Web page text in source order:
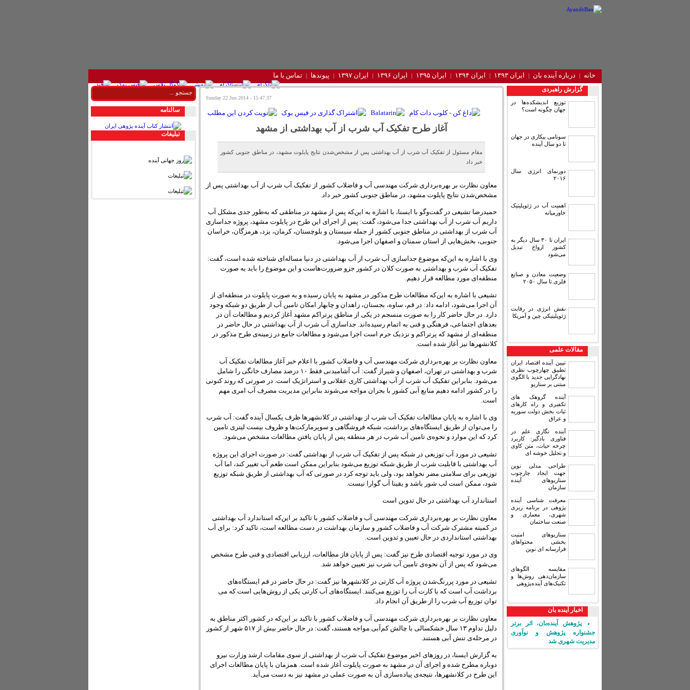
خانه درباره آینده‌ بان ایران ۱۳۹۳ ایران ۱۳۹۴ ایران ۱۳۹۵ ایران ۱۳۹۶ ایران ۱۳۹۷ پیوندها تماس با ما
گزارش راهبردی
توزیع اندیشکده‌ها در
جهان چگونه است؟
سونامی بیکاری در جهان
تا دو سال آینده
دورنمای انرژی سال
۲۰۱۶
اهمیت آب در ژئوپلیتیک
خاورمیانه
ایران تا ۳۰ سال دیگر به
کشور ارواح تبدیل
می‌شود
وضعیت معادن و صنایع
فلزی تا سال ۲۰۵۰
نقش انرژی در رقابت
ژئوپلیتیکی چین و آمریکا
مقالات علمی
تبیین آینده اقتصاد ایران
تطبیق چهارچوب نظری
نهادگرایی جدید با الگوی
مبتنی بر سناریو
آینده گروهک های
تکفیری و راه کارهای
ثبات بخش دولت سوریه
و عراق
آینده نگاری علم در
فناوری بادگیر: کاربرد
چرخه حیات، متن کاوی
و تحلیل خوشه ای
طراحی مدلی نوین
جهت ایجاد چارچوب
سناریوهای آینده
سازمان
معرفت شناسی آینده
پژوهی در برنامه ریزی
شهری، معماری و
صنعت ساختمان
سناریوهای امنیت
بخشی محتواهای
فرارسانه ای نوین
مقایسه‏ الگوهای
سازمان‌دهی روش‌ها و
تکنیک‌های آینده‌پژوهی
اخبار آینده بان
پژوهش آینده‌بان، اثر برتر
جشنواره پژوهش و نوآوری
مدیریت شهری شد
15:47:37 - Sunday 22 Jun 2014
آغاز طرح تفکیک آب شرب از آب بهداشتی از مشهد
مقام مسئول از تفکیک آب شرب از آب بهداشتی پس از مشخص‌شدن نتایج پایلوت مشهد، در مناطق جنوبی کشور
خبر داد
معاون نظارت بر بهره‌برداری شرکت مهندسی آب و فاضلاب کشور از تفکیک آب شرب از آب بهداشتی پس از
مشخص‌شدن نتایج پایلوت مشهد، در مناطق جنوبی کشور خبر داد.
حمیدرضا تشیعی در گفت‌وگو با ایسنا، با اشاره به این‌که پس از مشهد در مناطقی که به‌طور جدی مشکل آب
داریم آب شرب از آب بهداشتی جدا می‌شود، گفت: پس از اجرای این طرح در پایلوت مشهد، پروژه جداسازی
آب شرب از بهداشتی در مناطق جنوبی کشور از جمله سیستان و بلوچستان، کرمان، یزد، هرمزگان، خراسان
جنوبی، بخش‌هایی از استان سمنان و اصفهان اجرا می‌شود.
وی با اشاره به این‌که موضوع جداسازی آب شرب از آب بهداشتی در دنیا مساله‌ای شناخته شده است، گفت:
تفکیک آب شرب و بهداشتی به صورت کلان در کشور جزو ضرورت‌هاست و این موضوع را باید به صورت
منطقه‌ای مورد مطالعه قرار دهیم.
تشیعی با اشاره به این‌که مطالعات طرح مذکور در مشهد به پایان رسیده و به صورت پایلوت در منطقه‌ای از
آن اجرا می‌شود، ادامه داد: در قم، ساوه، بجستان، زاهدان و چابهار امکان تامین آب از طریق دو شبکه وجود
دارد. در حال حاضر کار را به صورت منسجم در یکی از مناطق پرتراکم مشهد آغاز کردیم و مطالعات آن در
بعدهای اجتماعی، فرهنگی و فنی به اتمام رسیده‌اند. جداسازی آب شرب از آب بهداشتی در حال حاضر در
منطقه‌ای از مشهد که پرتراکم و نزدیک حرم است اجرا می‌شود و مطالعات جامع در زمینه‌ی طرح مذکور در
کلانشهرها نیز آغاز شده است.
معاون نظارت بر بهره‌برداری شرکت مهندسی آب و فاضلاب کشور با اعلام خبر آغاز مطالعات تفکیک آب
شرب و بهداشتی در تهران، اصفهان و شیراز گفت: آب آشامیدنی فقط ۱۰ درصد مصارف خانگی را شامل
می‌شود. بنابراین تفکیک آب شرب از آب بهداشتی کاری عقلانی و استراتژیک است. در صورتی که روند کنونی
را در کشور ادامه دهیم منابع آبی کشور با بحران مواجه می‌شوند بنابراین مدیریت مصرف آب امری مهم
است.
وی با اشاره به پایان مطالعات تفکیک آب شرب از بهداشتی در کلانشهرها ظرف یکسال آینده گفت: آب شرب
را می‌توان از طریق ایستگاه‌های برداشت، شبکه‌ فروشگاهی و سوپرمارکت‌ها و ظروف بیست‌ لیتری تامین
کرد که این موارد و نحوه‌ی تامین آب شرب در هر منطقه پس از پایان یافتن مطالعات مشخص می‌شود.
تشیعی در مورد آب توزیعی در شبکه پس از تفکیک آب شرب از بهداشتی گفت: در صورت اجرای این پروژه
آب بهداشتی با قابلیت شرب از طریق شبکه توزیع می‌شود بنابراین ممکن است طعم آب تغییر کند، اما آب
توزیعی برای سلامتی مضر نخواهد بود، ولی باید توجه کرد در صورتی که آب بهداشتی از طریق شبکه توزیع
شود، ممکن است لب‌ شور باشد و یقینا آب گوارا نیست.
استاندارد آب بهداشتی در حال تدوین است
معاون نظارت بر بهره‌برداری شرکت مهندسی آب و فاضلاب کشور با تاکید بر این‌که استاندارد آب بهداشتی
در کمیته مشترک شرکت آب و فاضلاب کشور و سازمان بهداشت در دست مطالعه است،‌ تاکید کرد: برای آب
بهداشتی استانداردی در حال تعیین و تدوین است.
وی در مورد توجیه اقتصادی طرح نیز گفت: پس از پایان فاز مطالعات، ارزیابی اقتصادی و فنی طرح مشخص
می‌شود که پس از آن نحوه‌ی تامین آب شرب نیز تعیین خواهد شد.
تشیعی در مورد پررنگ‌شدن پروژه آب کارتی در کلانشهرها نیز گفت: در حال حاضر در قم ایستگاه‌های
برداشت آب است که با کارت آب را توزیع می‌کنند. ایستگاه‌های آب کارتی یکی از روش‌هایی است که می
توان توزیع آب شرب را از طریق آن انجام داد.
معاون نظارت بر بهره‌برداری شرکت مهندسی آب و فاضلاب کشور با تاکید بر این‌که در کشور اکثر مناطق به
دلیل تداوم ۱۳ سال خشکسالی با چالش کم‌آبی مواجه هستند، گفت: در حال حاضر بیش از ۵۱۷ شهر از کشور
در مرحله‌ی تنش آبی هستند.
به گزارش ایسنا، در روزهای اخیر موضوع تفکیک آب شرب از بهداشتی از سوی مقامات ارشد وزارت نیرو
دوباره مطرح شده و اجرای آن در مشهد به صورت پایلوت آغاز شده است. همزمان با پایان مطالعات اجرای
این طرح در کلانشهرها، نتیجه‌ی پیاده‌سازی آن به صورت عملی در مشهد نیز به دست می‌آید.
سالنامه
تبليغات